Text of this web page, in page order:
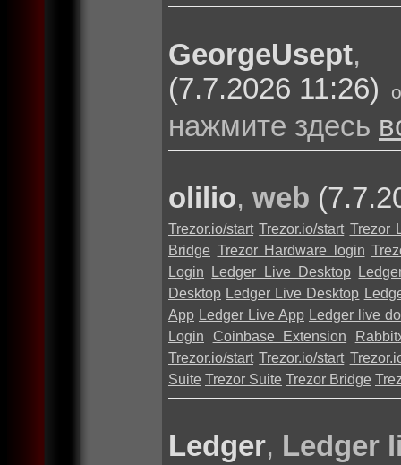
GeorgeUsept
(7.7.2026 11:26)
нажмите здесь
olilio, web
Trezor.io/start Trezor.io/start Trezor
Bridge Trezor Hardware login
Login
Ledger Live Desktop
Desktop Ledger Live Desktop
App Ledger Live App Ledger live
Login
Coinbase Extension
Trezor.io/start Trezor.io/start
Suite Trezor Suite Trezor Bridge
Ledger, Ledger